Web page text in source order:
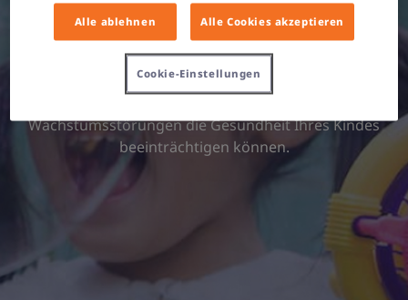
störungen?
Wachstumsstörungen die Gesundheit Ihres Kindes
beeinträchtigen können.
Alle ablehnen Alle Cookies akzeptieren
Cookie-Einstellungen